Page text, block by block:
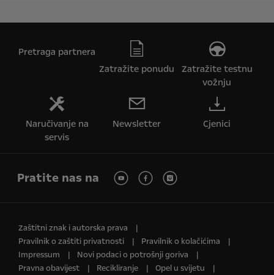
Pretraga partnera
Zatražite ponudu
Zatražite testnu
vožnju
Naručivanje na
servis
Newsletter Cjenici
Pratite nas na
Zaštitni znak i autorska prava
Pravilnik o zaštiti privatnosti
Pravilnik o kolačićima
Impressum
Novi podaci o potrošnji goriva
Pravna obavijest
Recikliranje
Opel u svijetu